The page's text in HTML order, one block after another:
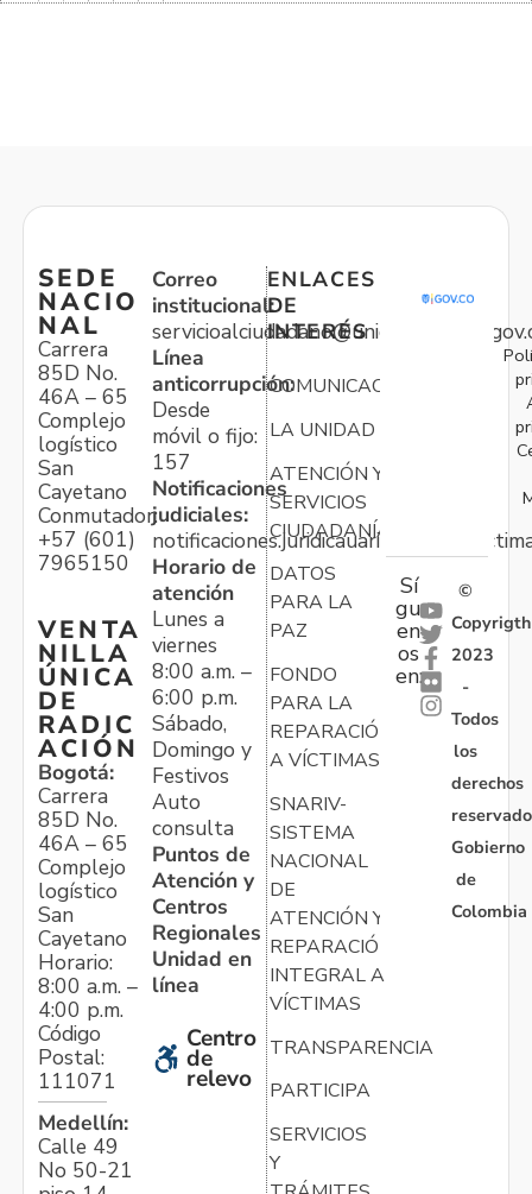
SEDE
NACIO
NAL
Carrera
85D No.
46A – 65
Complejo
logístico
San
Cayetano
Conmutador:
+57 (601)
7965150
VENTA
NILLA
ÚNICA
DE
RADIC
ACIÓN
Bogotá:
Carrera
85D No.
46A – 65
Complejo
logístico
San
Cayetano
Horario:
8:00 a.m. –
4:00 p.m.
Código
Postal:
111071
Medellín:
Calle 49
No 50-21
Correo
institucional:
Línea
anticorrupción:
Desde
móvil o fijo:
157
Notificaciones
judiciales:
Horario de
atención
Lunes a
viernes
8:00 a.m. –
6:00 p.m.
Sábado,
Domingo y
Festivos
Auto
consulta
Puntos de
Atención y
Centros
Regionales
Unidad en
línea
Centro
de
relevo
ENLACES
DE
INTERÉS
COMUNICACIONES
LA UNIDAD
ATENCIÓN Y
SERVICIOS
CIUDADANÍA
DATOS
PARA LA
PAZ
FONDO
PARA LA
REPARACIÓN
A VÍCTIMAS
SNARIV-
SISTEMA
NACIONAL
DE
ATENCIÓN Y
REPARACIÓN
INTEGRAL A
VÍCTIMAS
TRANSPARENCIA
PARTICIPA
SERVICIOS
Y
Sí
gu
en
os
en:
©
Copyrigth
2023
-
Todos
los
derechos
Gobierno
de
Colombia